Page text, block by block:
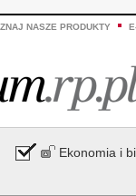
NASZE PRODUKTY
Ekonomia i